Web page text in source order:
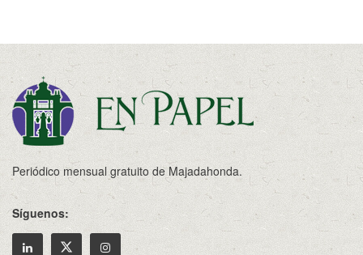
Periódico mensual gratuito de Majadahonda.
Síguenos: